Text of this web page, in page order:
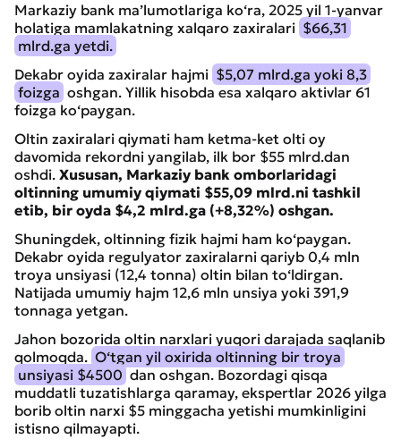
Markaziy bank ma’lumotlariga ko‘ra, 2025 yil 1-yanvar
holatiga mamlakatning xalqaro zaxiralari $66,31
mlrd.ga yetdi.
Dekabr oyida zaxiralar hajmi $5,07 mlrd.ga yoki 8,3
foizga oshgan. Yillik hisobda esa xalqaro aktivlar 61
foizga ko‘paygan.
Oltin zaxiralari qiymati ham ketma-ket olti oy
davomida rekordni yangilab, ilk bor $55 mlrd.dan
oshdi. Xususan, Markaziy bank omborlaridagi
oltinning umumiy qiymati $55,09 mlrd.ni tashkil
etib, bir oyda $4,2 mlrd.ga (+8,32%) oshgan.
Shuningdek, oltinning fizik hajmi ham ko‘paygan.
Dekabr oyida regulyator zaxiralarni qariyb 0,4 mln
troya unsiyasi (12,4 tonna) oltin bilan to‘ldirgan.
Natijada umumiy hajm 12,6 mln unsiya yoki 391,9
tonnaga yetgan.
Jahon bozorida oltin narxlari yuqori darajada saqlanib
qolmoqda. O‘tgan yil oxirida oltinning bir troya
unsiyasi $4500 dan oshgan. Bozordagi qisqa
muddatli tuzatishlarga qaramay, ekspertlar 2026 yilga
borib oltin narxi $5 minggacha yetishi mumkinligini
istisno qilmayapti.